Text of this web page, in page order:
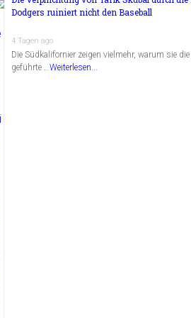
Dodgers ruiniert nicht den Baseball
4 Tagen ago
Die Südkalifornier zeigen vielmehr, warum sie
geführte …Weiterlesen...